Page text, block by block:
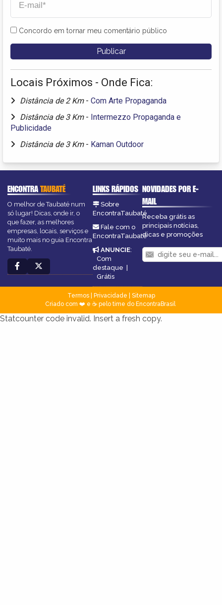
Concordo em tornar meu comentário público
Locais Próximos - Onde Fica:
Distância de 2 Km - Com Arte Propaganda
Distância de 3 Km - Intermezzo Propaganda e
Publicidade
Distância de 3 Km - Kaman Outdoor
ENCONTRATAUBATÉ
O melhor de Taubaté num
só lugar! Dicas, onde ir, o
que fazer, as melhores
empresas, locais, serviços e
muito mais no guia Encontra
Taubaté.
LINKS RÁPIDOS
Sobre
EncontraTaubaté
Fale com o
EncontraTaubaté
ANUNCIE:
Com
destaque
Grátis
NOVIDADES POR E-
MAIL
Receba grátis as
principais notícias,
dicas e promoções
Termos| Privacidade
Sitemap
Criado com ❤️ e ☕ pelo time do EncontraBrasil
Statcounter code invalid. Insert a fresh copy.